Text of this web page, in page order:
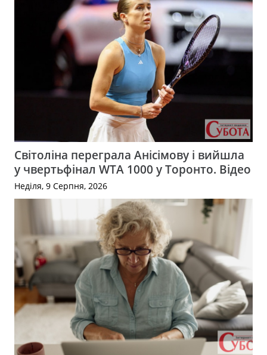
Світоліна переграла Анісімову і вийшла
у чвертьфінал WTA 1000 у Торонто. Відео
Неділя, 9 Серпня, 2026